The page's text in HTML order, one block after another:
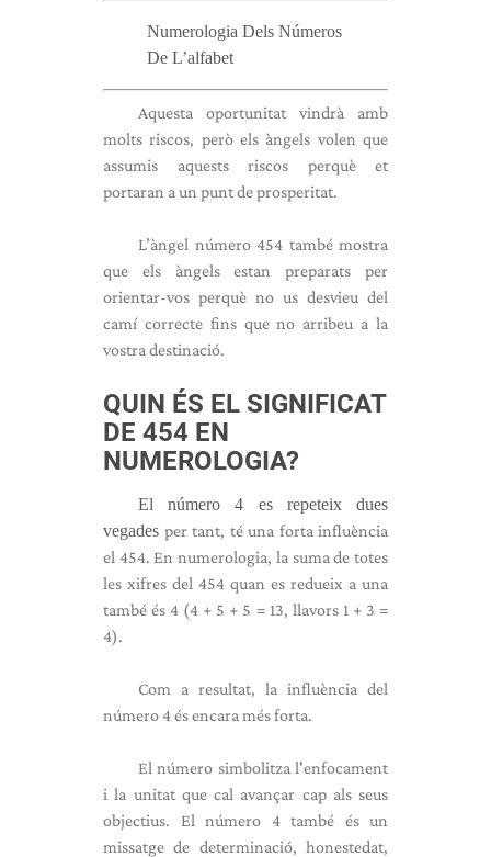
Numerologia Dels Números
De L’alfabet
Aquesta oportunitat vindrà amb
molts riscos, però els àngels volen que
assumis aquests riscos perquè et
portaran a un punt de prosperitat.
L’àngel número 454 també mostra
que els àngels estan preparats per
orientar-vos perquè no us desvieu del
camí correcte fins que no arribeu a la
vostra destinació.
QUIN ÉS EL SIGNIFICAT
DE 454 EN
NUMEROLOGIA?
El número 4 es repeteix dues
vegades per tant, té una forta influència
el 454. En numerologia, la suma de totes
les xifres del 454 quan es redueix a una
també és 4 (4 + 5 + 5 = 13, llavors 1 + 3 =
4).
Com a resultat, la influència del
número 4 és encara més forta.
El número simbolitza l'enfocament
i la unitat que cal avançar cap als seus
objectius. El número 4 també és un
missatge de determinació, honestedat,